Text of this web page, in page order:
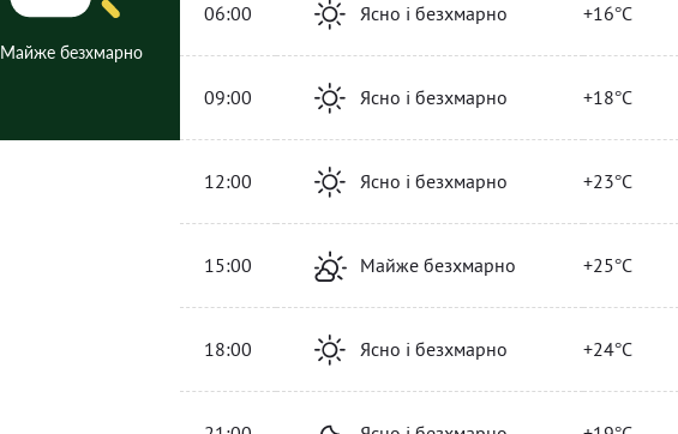
Майже безхмарно
06:00 Ясно і безхмарно +16°C
09:00 Ясно і безхмарно +18°C
12:00 Ясно і безхмарно +23°C
15:00 Майже безхмарно +25°C
18:00 Ясно і безхмарно +24°C